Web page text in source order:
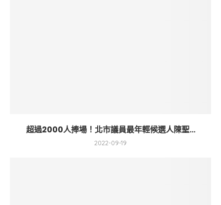
超過2000人捧場！北市議員最年輕候選人陳聖...
2022-09-19